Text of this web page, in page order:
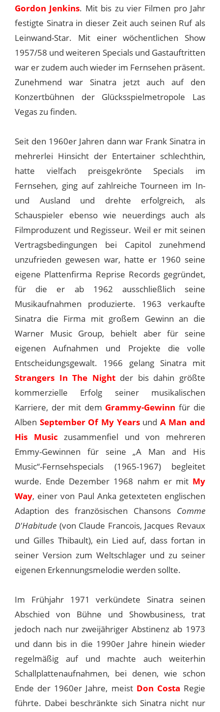
Gordon Jenkins. Mit bis zu vier Filmen pro Jahr
festigte Sinatra in dieser Zeit auch seinen Ruf als
Leinwand-Star. Mit einer wöchentlichen Show
1957/58 und weiteren Specials und Gastauftritten
war er zudem auch wieder im Fernsehen präsent.
Zunehmend war Sinatra jetzt auch auf den
Konzertbühnen der Glücksspielmetropole Las
Vegas zu finden.
Seit den 1960er Jahren dann war Frank Sinatra in
mehrerlei Hinsicht der Entertainer schlechthin,
hatte vielfach preisgekrönte Specials im
Fernsehen, ging auf zahlreiche Tourneen im In-
und Ausland und drehte erfolgreich, als
Schauspieler ebenso wie neuerdings auch als
Filmproduzent und Regisseur. Weil er mit seinen
Vertragsbedingungen bei Capitol zunehmend
unzufrieden gewesen war, hatte er 1960 seine
eigene Plattenfirma Reprise Records gegründet,
für die er ab 1962 ausschließlich seine
Musikaufnahmen produzierte. 1963 verkaufte
Sinatra die Firma mit großem Gewinn an die
Warner Music Group, behielt aber für seine
eigenen Aufnahmen und Projekte die volle
Entscheidungsgewalt. 1966 gelang Sinatra mit
Strangers In The Nightder bis dahin größte
kommerzielle Erfolg seiner musikalischen
Karriere, der mit dem Grammy-Gewinn für die
Alben September Of My Yearsund A Man and
His Music zusammenfiel und von mehreren
Emmy-Gewinnen für seine „A Man and His
Music“-Fernsehspecials (1965-1967) begleitet
wurde. Ende Dezember 1968 nahm er mit My
Way, einer von Paul Anka getexteten englischen
Adaption des französischen Chansons Comme
D'Habitude (von Claude Francois, Jacques Revaux
und Gilles Thibault), ein Lied auf, dass fortan in
seiner Version zum Weltschlager und zu seiner
eigenen Erkennungsmelodie werden sollte.
Im Frühjahr 1971 verkündete Sinatra seinen
Abschied von Bühne und Showbusiness, trat
jedoch nach nur zweijähriger Abstinenz ab 1973
und dann bis in die 1990er Jahre hinein wieder
regelmäßig auf und machte auch weiterhin
Schallplattenaufnahmen, bei denen, wie schon
Ende der 1960er Jahre, meist Don Costa Regie
führte. Dabei beschränkte sich Sinatra nicht nur